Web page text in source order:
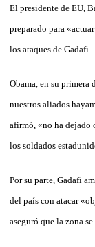
El presidente de EU,
preparado para
los ataques de Gadafi.
Obama, en su primera
nuestros aliados
afirmó, «no ha dejado
los soldados
Por su parte, Gadafi
del país con atacar
aseguró que la zona